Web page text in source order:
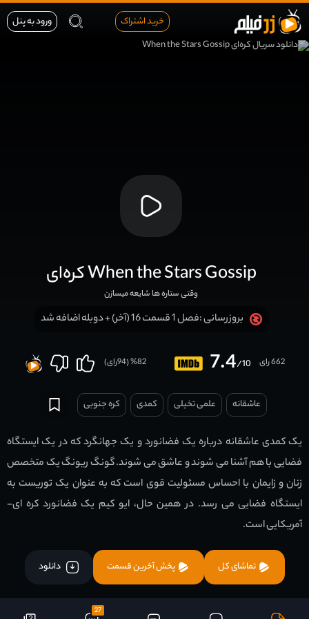
خرید اشتراک ورود به پنل
کره‌ای When the Stars Gossip
وقتی ستاره ها شایعه میسازن
بروزرسانی :فصل 1 قسمت 16 (آخر) + دوبله اضافه شد
7.4/10 662 رای 82
% (
94رای)
عاشقانه علمی تخیلی کمدی کره جنوبی
یک کمدی عاشقانه درباره یک فضانورد و یک جهانگرد که در یک ایستگاه
فضایی با هم آشنا می شوند و عاشق می شوند. گونگ ریونگ یک متخصص
زنان و زایمان با احساس مسئولیت قوی است که به عنوان یک توریست به
ایستگاه فضایی می رسد. در همین حال، ایو کیم یک فضانورد کره ای-
آمریکایی است.
تماشای کل پخش آخرین قسمت دانلود
27